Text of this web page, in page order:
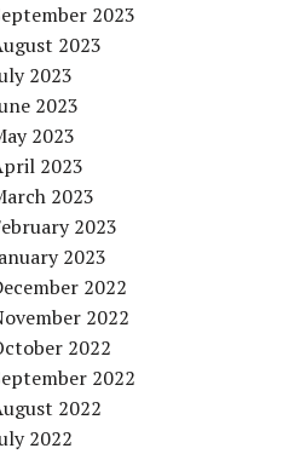
2023
2023
2023
2023
2023
2023
2023
2023
2023
2022
2022
2022
2022
2022
2022